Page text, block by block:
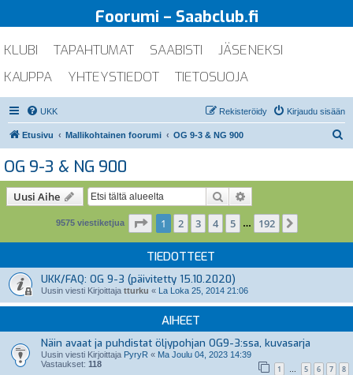
Foorumi – Saabclub.fi
KLUBI TAPAHTUMAT SAABISTI
JÄSENEKSI
KAUPPA
YHTEYSTIEDOT TIETOSUOJA
UKK Kirjaudu sisään
Rekisteröidy
Etusivu Mallikohtainen foorumi OG 9-3 & NG 900
OG 9-3 & NG 900
Uusi Aihe Etsi
9575 viestiketjua Sivu /192
1 2 3 4 5 … 192
TIEDOTTEET
UKK/FAQ: OG 9-3 (päivitetty 15.10.2020)
Uusin viesti Kirjoittaja tturku « La Loka 25, 2014 21:06
AIHEET
Näin avaat ja puhdistat öljypohjan OG9-3:ssa, kuvasarja
Uusin viesti Kirjoittaja PyryR « Ma Joulu 04, 2023 14:39
Vastaukset: 118 1 … 5 6 7 8